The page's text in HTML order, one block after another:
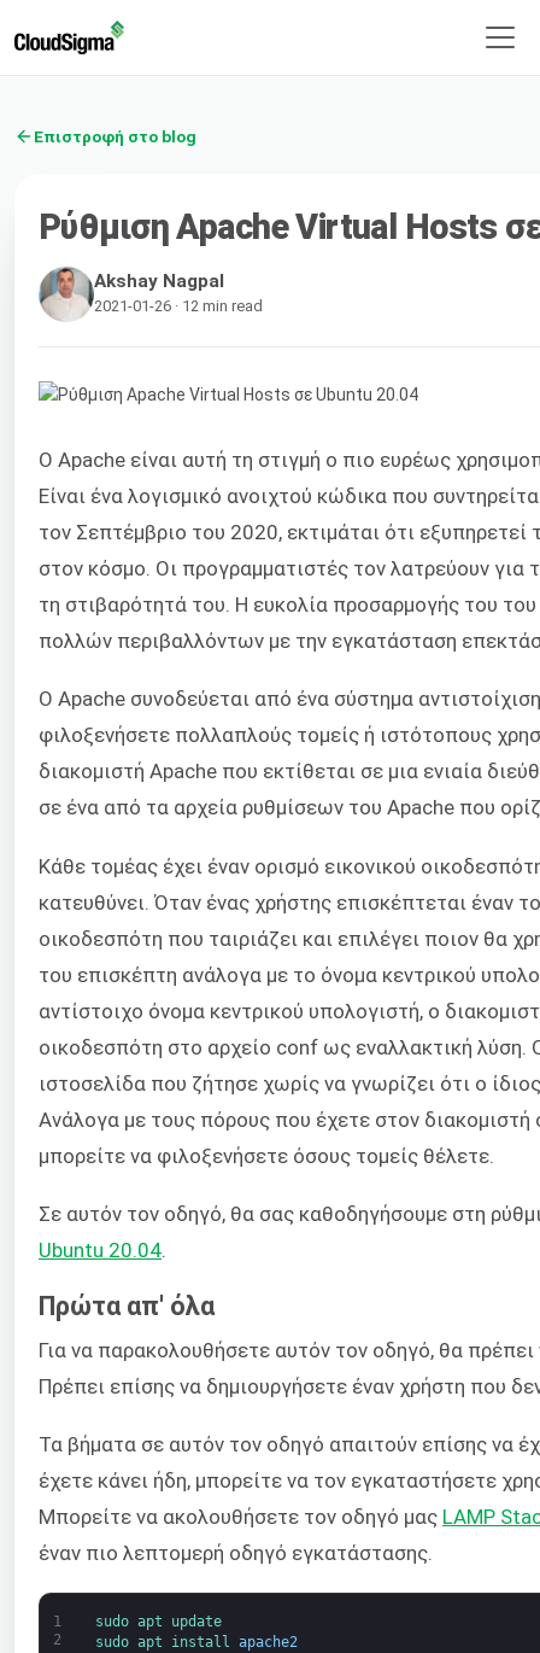
Επιστροφή στο blog
Ρύθμιση Apache Virtual Hosts
Akshay Nagpal
2021-01-26 · 12 min read
Ο Apache είναι αυτή τη στιγμή ο πιο ευρέως
Είναι ένα λογισμικό ανοιχτού κώδικα που
τον Σεπτέμβριο του 2020, εκτιμάται ότι
στον κόσμο. Οι προγραμματιστές τον λατρεύουν για
τη στιβαρότητά του. Η ευκολία προσαρμογής του
πολλών περιβαλλόντων με την εγκατάσταση
Ο Apache συνοδεύεται από ένα σύστημα
φιλοξενήσετε πολλαπλούς τομείς ή ιστότοπους
διακομιστή Apache που εκτίθεται σε μια ενιαία
σε ένα από τα αρχεία ρυθμίσεων του Apache που
Κάθε τομέας έχει έναν ορισμό εικονικού
κατευθύνει. Όταν ένας χρήστης επισκέπτεται έναν
οικοδεσπότη που ταιριάζει και επιλέγει ποιον θα
του επισκέπτη ανάλογα με το όνομα κεντρικού
αντίστοιχο όνομα κεντρικού υπολογιστή, ο
οικοδεσπότη στο αρχείο conf ως εναλλακτική
ιστοσελίδα που ζήτησε χωρίς να γνωρίζει ότι ο
Ανάλογα με τους πόρους που έχετε στον διακομιστή
μπορείτε να φιλοξενήσετε όσους τομείς θέλετε.
Σε αυτόν τον οδηγό, θα σας καθοδηγήσουμε στη
Ubuntu 20.04.
Πρώτα απ' όλα
Για να παρακολουθήσετε αυτόν τον οδηγό, θα
Πρέπει επίσης να δημιουργήσετε έναν χρήστη που
Τα βήματα σε αυτόν τον οδηγό απαιτούν επίσης να
έχετε κάνει ήδη, μπορείτε να τον εγκαταστήσετε
Μπορείτε να ακολουθήσετε τον οδηγό μας LAMP
έναν πιο λεπτομερή οδηγό εγκατάστασης.
1
2
sudo apt
update
sudo apt install apache2